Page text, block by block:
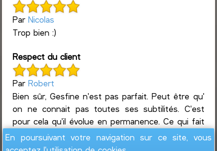
ParNicolas
Trop bien :)
Respect du client
ParRobert
Bien sûr, Gesfine n'est pas parfait. Peut être qu'
on ne connait pas toutes ses subtilités. C'est
pour cela qu'il évolue en permanence. Ce qui fait
que c'est un produit exeptionnel ...Lire la suite
En poursuivant votre navigation sur ce site, vous